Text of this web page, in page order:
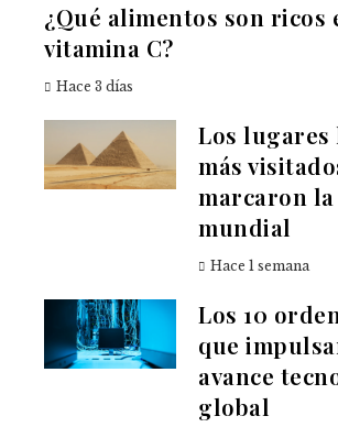
¿Qué alimentos son ricos
vitamina C?
Hace 3 días
Los
más
marcaron
mundial
Hace 1 semana
Los 10
que
avance
global